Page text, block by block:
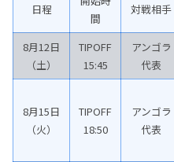
日程
間
対戦相手
8月12日
（土）
TIPOFF
15:45
アンゴラ
代表
8月15日
（火）
TIPOFF
18:50
アンゴラ
代表